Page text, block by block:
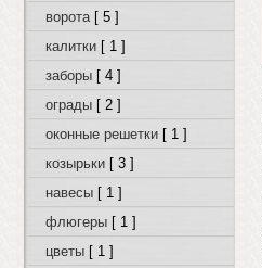
ворота[ 5 ]
калитки [ 1 ]
заборы [ 4 ]
ограды [ 2 ]
оконные решетки [ 1 ]
козырьки [ 3 ]
навесы [ 1 ]
флюгеры [ 1 ]
цветы [ 1 ]